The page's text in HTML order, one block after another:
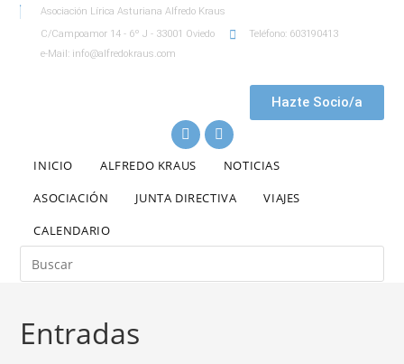
Asociación Lírica Asturiana Alfredo Kraus
C/Campoamor 14 - 6º J - 33001 Oviedo
Teléfono: 603190413
e-Mail: info@alfredokraus.com
Hazte Socio/a
INICIO ALFREDO KRAUS
NOTICIAS
ASOCIACIÓN
JUNTA DIRECTIVA
VIAJES
CALENDARIO
Entradas